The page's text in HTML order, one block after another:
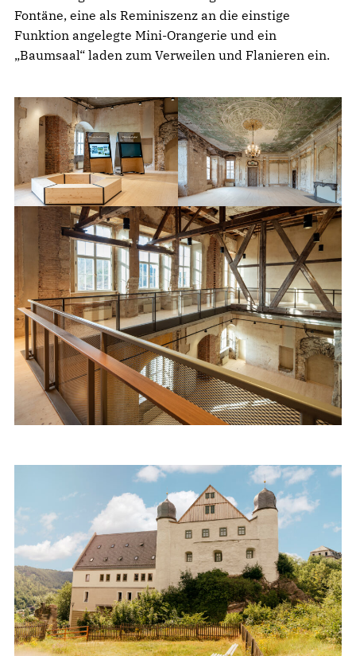
Fontäne, eine als Reminiszenz an die einstige
Funktion angelegte Mini-Orangerie und ein
„Baumsaal“ laden zum Verweilen und Flanieren ein.